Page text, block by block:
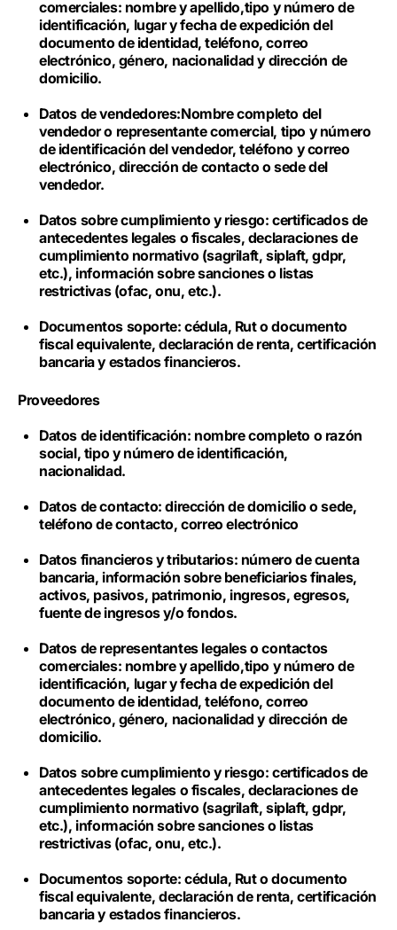
comerciales: nombre y apellido,tipo y número de
identificación, lugar y fecha de expedición del
documento de identidad, teléfono, correo
electrónico, género, nacionalidad y dirección de
domicilio.
Datos de vendedores:Nombre completo del
vendedor o representante comercial, tipo y número
de identificación del vendedor, teléfono y correo
electrónico, dirección de contacto o sede del
vendedor.
Datos sobre cumplimiento y riesgo: certificados de
antecedentes legales o fiscales, declaraciones de
cumplimiento normativo (sagrilaft, siplaft, gdpr,
etc.), información sobre sanciones o listas
restrictivas (ofac, onu, etc.).
Documentos soporte: cédula, Rut o documento
fiscal equivalente, declaración de renta, certificación
bancaria y estados financieros.
Proveedores
Datos de identificación: nombre completo o razón
social, tipo y número de identificación,
nacionalidad.
Datos de contacto: dirección de domicilio o sede,
teléfono de contacto, correo electrónico
Datos financieros y tributarios: número de cuenta
bancaria, información sobre beneficiarios finales,
activos, pasivos, patrimonio, ingresos, egresos,
fuente de ingresos y/o fondos.
Datos de representantes legales o contactos
comerciales: nombre y apellido,tipo y número de
identificación, lugar y fecha de expedición del
documento de identidad, teléfono, correo
electrónico, género, nacionalidad y dirección de
domicilio.
Datos sobre cumplimiento y riesgo: certificados de
antecedentes legales o fiscales, declaraciones de
cumplimiento normativo (sagrilaft, siplaft, gdpr,
etc.), información sobre sanciones o listas
restrictivas (ofac, onu, etc.).
Documentos soporte: cédula, Rut o documento
fiscal equivalente, declaración de renta, certificación
bancaria y estados financieros.